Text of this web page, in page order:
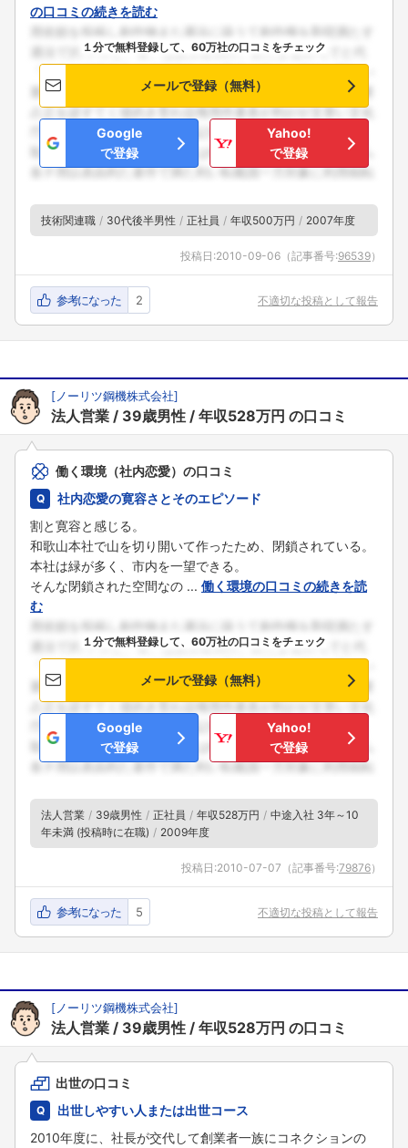
の口コミの続きを読む
１分で無料登録して、60万社の口コミをチェック
メールで登録（無料）
Google
で登録
Yahoo!
で登録
技術関連職 30代後半男性 正社員 年収500万円 2007年度
投稿日:2010-09-06 （記事番号:96539）
参考になった 2 不適切な投稿として報告
[ ノーリツ鋼機株式会社]
法人営業 39歳男性 年収528万円 の口コミ
働く環境（社内恋愛）の口コミ
社内恋愛の寛容さとそのエピソード
割と寛容と感じる。
和歌山本社で山を切り開いて作ったため、閉鎖されている。
本社は緑が多く、市内を一望できる。
そんな閉鎖された空間なの ... 働く環境の口コミの続きを読
む
１分で無料登録して、60万社の口コミをチェック
メールで登録（無料）
Google
で登録
Yahoo!
で登録
法人営業 39歳男性 正社員 年収528万円
中途入社 3年～10
年未満 (投稿時に在職)
2009年度
投稿日:2010-07-07 （記事番号:79876）
参考になった 5 不適切な投稿として報告
[ ノーリツ鋼機株式会社]
法人営業 39歳男性 年収528万円 の口コミ
出世の口コミ
出世しやすい人または出世コース
2010年度に、社長が交代して創業者一族にコネクションの